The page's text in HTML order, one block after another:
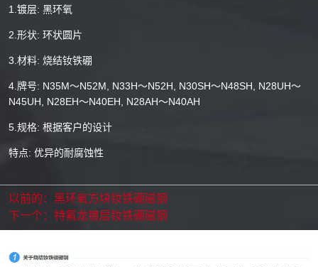
以前的： 黑环氧方块钕铁硼磁钢
下一个：特氟龙镀层钕铁硼磁钢